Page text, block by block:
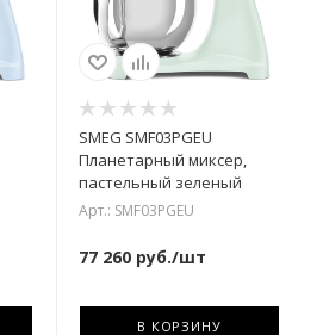
SMEG SMF03PGEU
Планетарный миксер,
пастельный зеленый
Арт.: SMF03PGEU
77 260руб./шт
В КОРЗИНУ